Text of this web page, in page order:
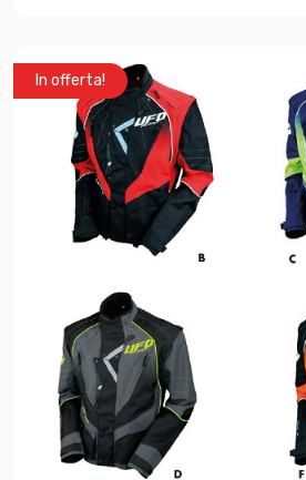
In offerta!